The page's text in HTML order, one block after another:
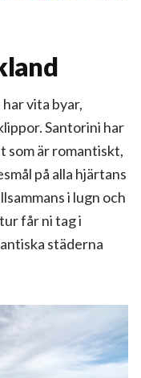
vita byar,
Santorini har
som är romantiskt,
på alla hjärtans
i lugn och
får ni tag i
städerna